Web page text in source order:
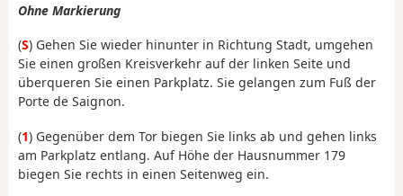
Ohne Markierung
(S) Gehen Sie wieder hinunter in Richtung Stadt, umgehen
Sie einen großen Kreisverkehr auf der linken Seite und
überqueren Sie einen Parkplatz. Sie gelangen zum Fuß der
Porte de Saignon.
(1) Gegenüber dem Tor biegen Sie links ab und gehen links
am Parkplatz entlang. Auf Höhe der Hausnummer 179
biegen Sie rechts in einen Seitenweg ein.